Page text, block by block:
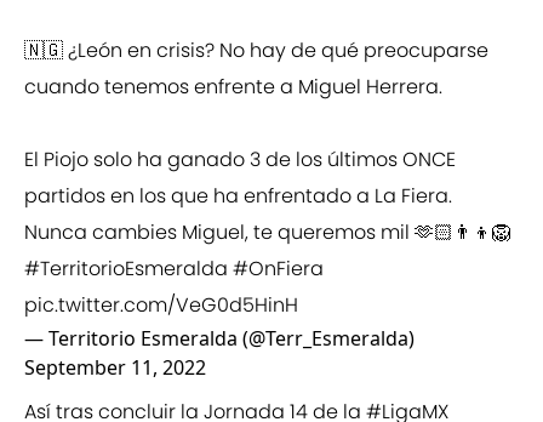
🇳🇬 ¿León en crisis? No hay de qué preocuparse
cuando tenemos enfrente a Miguel Herrera.
El Piojo solo ha ganado 3 de los últimos ONCE
partidos en los que ha enfrentado a La Fiera.
Nunca cambies Miguel, te queremos mil 🫶🏻👨‍👦🦁
#TerritorioEsmeralda #OnFiera
pic.twitter.com/VeG0d5HinH
— Territorio Esmeralda (@Terr_Esmeralda)
September 11, 2022
Así tras concluir la Jornada 14 de la #LigaMX